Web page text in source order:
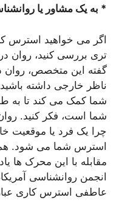
* به یک مشاور یا
اگر می خواهید استرس
تری بررسی کنید، روان
گفته این متخصص،
ناظر خارجی داشته
شما کمک می کند تا به
شما است، فکر کنید.
چرا یک فرد یا موقعیت
استرس شما می شود.
مقابله با این محرک ها
انجمن روانشناسی
عاطفی استرس کاری